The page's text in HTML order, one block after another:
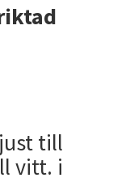
till
vitt. i